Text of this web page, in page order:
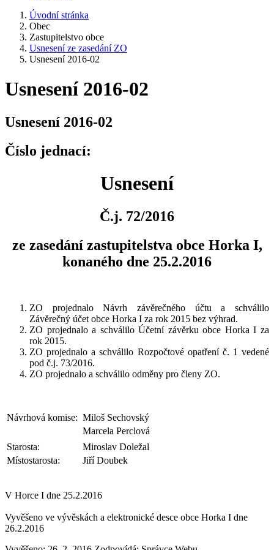
Úvodní stránka
Obec
Zastupitelstvo obce
Usnesení ze zasedání ZO
Usnesení 2016-02
Usnesení 2016-02
Usnesení 2016-02
Číslo jednací:
Usnesení
Č.j. 72/2016
ze zasedání zastupitelstva obce Horka I,
konaného dne 25.2.2016
ZO projednalo Návrh závěrečného účtu a schválilo
Závěrečný účet obce Horka I za rok 2015 bez výhrad.
ZO projednalo a schválilo Účetní závěrku obce Horka I za
rok 2015.
ZO projednalo a schválilo Rozpočtové opatření č. 1 vedené
pod č.j. 73/2016.
ZO projednalo a schválilo odměny pro členy ZO.
Návrhová komise: Miloš Sechovský
Marcela Perclová
Starosta:
Miroslav Doležal
Místostarosta:
Jiří Doubek
V Horce I dne 25.2.2016
Vyvěšeno ve vývěskách a elektronické desce obce Horka I dne
26.2.2016